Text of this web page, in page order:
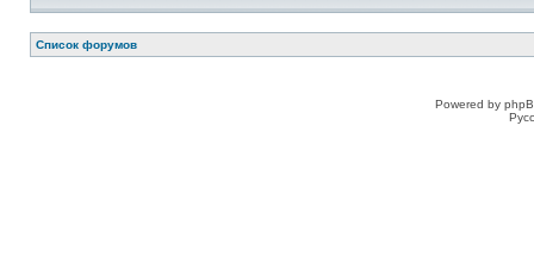
Список форумов
Powered by